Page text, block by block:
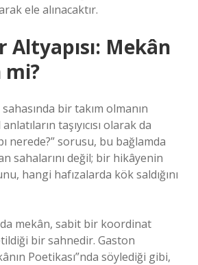
ele alınacaktır.
Altyapısı: Mekân
mi?
bir takım olmanın
taşıyıcısı olarak da
nerede?” sorusu, bu bağlamda
sahalarını değil; bir hikâyenin
hangi hafızalarda kök saldığını
mekân, sabit bir koordinat
bir sahnedir. Gaston
Poetikası”nda söylediği gibi,